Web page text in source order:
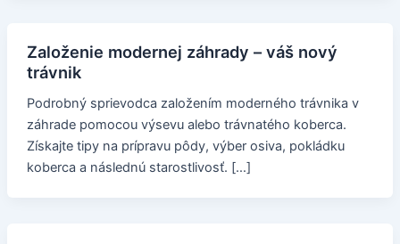
Založenie modernej záhrady – váš nový
trávnik
Podrobný sprievodca založením moderného trávnika v
záhrade pomocou výsevu alebo trávnatého koberca.
Získajte tipy na prípravu pôdy, výber osiva, pokládku
koberca a následnú starostlivosť. […]